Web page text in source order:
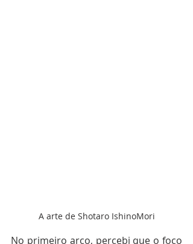
A arte de Shotaro IshinoMori
No primeiro arco, percebi que o foco